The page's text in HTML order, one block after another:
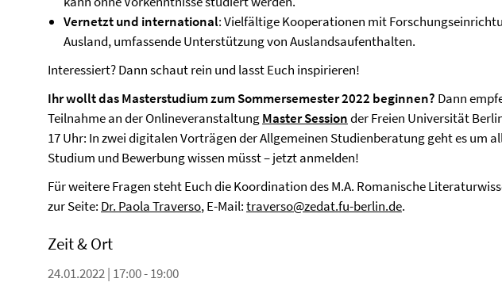
Vernetzt und international: Vielfältige Kooperationen mit
Ausland, umfassende Unterstützung von Auslandsaufenthalten.
Interessiert? Dann schaut rein und lasst Euch inspirieren!
Ihr wollt das Masterstudium zum Sommersemester 2022 beginnen? Dann
Teilnahme an der OnlineveranstaltungMaster Sessionder Freien Universität
17 Uhr: In zwei digitalen Vorträgen der Allgemeinen Studienberatung geht es um
Studium und Bewerbung wissen müsst – jetzt anmelden!
Für weitere Fragen steht Euch die Koordination des M.A. Romanische
zur Seite: Dr. Paola Traverso, E-Mail:traverso@zedat.fu-berlin.de.
Zeit & Ort
24.01.2022 | 17:00 - 19:00